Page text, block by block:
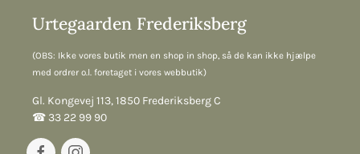
Urtegaarden Frederiksberg
(OBS: Ikke vores butik men en shop in shop, så de kan ikke hjælpe
med ordrer o.l. foretaget i vores webbutik)
Gl. Kongevej 113, 1850 Frederiksberg C
☎︎ 33 22 99 90